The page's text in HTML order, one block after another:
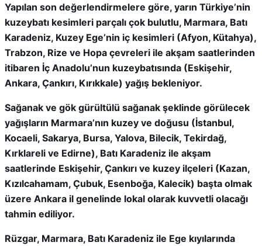
Yapılan son değerlendirmelere göre, yarın Türkiye’nin
kuzeybatı kesimleri parçalı çok bulutlu, Marmara, Batı
Karadeniz, Kuzey Ege’nin iç kesimleri (Afyon, Kütahya),
Trabzon, Rize ve Hopa çevreleri ile akşam saatlerinden
itibaren İç Anadolu’nun kuzeybatısında (Eskişehir,
Ankara, Çankırı, Kırıkkale) yağış bekleniyor.
Sağanak ve gök gürültülü sağanak şeklinde görülecek
yağışların Marmara’nın kuzey ve doğusu (İstanbul,
Kocaeli, Sakarya, Bursa, Yalova, Bilecik, Tekirdağ,
Kırklareli ve Edirne), Batı Karadeniz ile akşam
saatlerinde Eskişehir, Çankırı ve kuzey ilçeleri (Kazan,
Kızılcahamam, Çubuk, Esenboğa, Kalecik) başta olmak
üzere Ankara il genelinde lokal olarak kuvvetli olacağı
tahmin ediliyor.
Rüzgar, Marmara, Batı Karadeniz ile Ege kıyılarında